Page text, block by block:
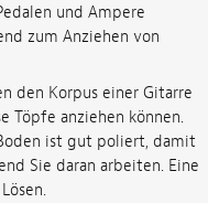
und Ampere
zum Anziehen von
den Korpus einer Gitarre
Töpfe anziehen können.
ist gut poliert, damit
Sie daran arbeiten. Eine